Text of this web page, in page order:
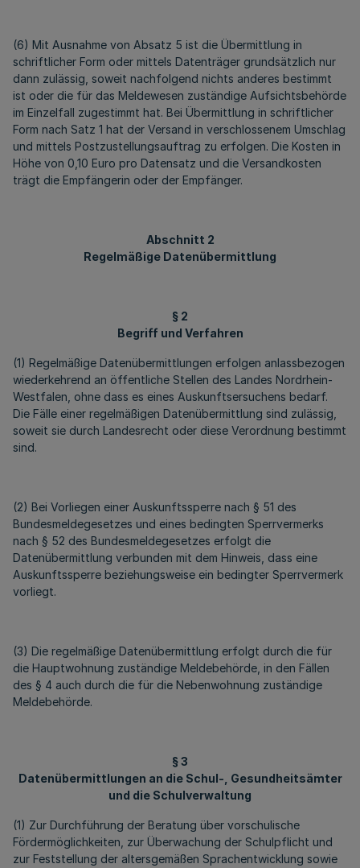
(6) Mit Ausnahme von Absatz 5 ist die Übermittlung in
schriftlicher Form oder mittels Datenträger grundsätzlich nur
dann zulässig, soweit nachfolgend nichts anderes bestimmt
ist oder die für das Meldewesen zuständige Aufsichtsbehörde
im Einzelfall zugestimmt hat. Bei Übermittlung in schriftlicher
Form nach Satz 1 hat der Versand in verschlossenem Umschlag
und mittels Postzustellungsauftrag zu erfolgen. Die Kosten in
Höhe von 0,10 Euro pro Datensatz und die Versandkosten
trägt die Empfängerin oder der Empfänger.
Abschnitt 2
Regelmäßige Datenübermittlung
§ 2
Begriff und Verfahren
(1) Regelmäßige Datenübermittlungen erfolgen anlassbezogen
wiederkehrend an öffentliche Stellen des Landes Nordrhein-
Westfalen, ohne dass es eines Auskunftsersuchens bedarf.
Die Fälle einer regelmäßigen Datenübermittlung sind zulässig,
soweit sie durch Landesrecht oder diese Verordnung bestimmt
sind.
(2) Bei Vorliegen einer Auskunftssperre nach § 51 des
Bundesmeldegesetzes und eines bedingten Sperrvermerks
nach § 52 des Bundesmeldegesetzes erfolgt die
Datenübermittlung verbunden mit dem Hinweis, dass eine
Auskunftssperre beziehungsweise ein bedingter Sperrvermerk
vorliegt.
(3) Die regelmäßige Datenübermittlung erfolgt durch die für
die Hauptwohnung zuständige Meldebehörde, in den Fällen
des § 4 auch durch die für die Nebenwohnung zuständige
Meldebehörde.
§ 3
Datenübermittlungen an die Schul-, Gesundheitsämter
und die Schulverwaltung
(1) Zur Durchführung der Beratung über vorschulische
Fördermöglichkeiten, zur Überwachung der Schulpflicht und
zur Feststellung der altersgemäßen Sprachentwicklung sowie